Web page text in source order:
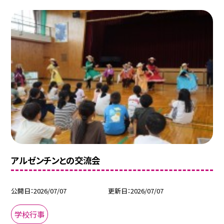
アルゼンチンとの交流会
公開日 2026/07/07 更新日 2026/07/07
学校行事